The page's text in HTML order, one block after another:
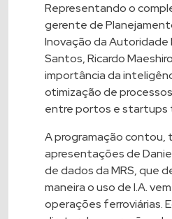
Representando o
gerente de
Inovação da Autoridade
Santos, Ricardo
importância da
otimização de
entre portos e startups
A programação contou,
apresentações de
de dados da MRS, que
maneira o uso de I.A.
operações ferroviárias.